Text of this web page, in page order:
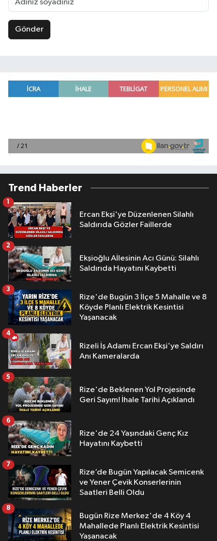
Gönder
Trend Haberler
Ercan Ekşi'ye Düzenlenen Silahlı
Saldırıda Gözler Faillerde
1
Ekşioğlu Aİlesinin Acı Günü: Silahlı
Saldırıda Hayatını Kaybetti
2
Rize'de Bugün 3 İlçe 5 Mahalle ve 8
Köyde Planlı Elektrik Kesintisi
Yaşanacak
3
Rizeli İş Adamı Ercan Ekşi'ye Saldırı
Anı Kameralarda
4
Rize'de Beklenen Yol Projesinde
Geri Sayım! İhale Tarihi Açıklandı
5
Rize'de 24 Yaşındaki Genç Kız
Hayatını Kaybetti
6
Rize’de Bugün Yapılacak Semicenk
ve Yener Çevik Konserlerinin
Saatleri Belli Oldu
7
Bugün Rize Merkez'de 4 Köy 4
Mahallede Planlı Elektrik Kesintisi
Yaşanacak
8